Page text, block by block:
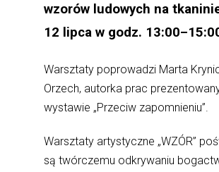
wzorów ludowych na
12 lipca w godz.
Warsztaty poprowadzi Marta
Orzech, autorka prac
wystawie „Przeciw zapomnieniu”.
Warsztaty artystyczne „WZÓR”
są twórczemu odkrywaniu